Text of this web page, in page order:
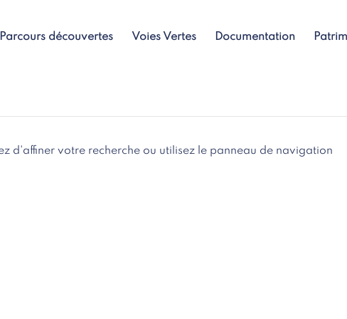
Parcours découvertes Voies Vertes Documentation
d'affiner votre recherche ou utilisez le panneau de navigation